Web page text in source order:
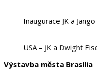
Inaugurace JK a
USA – JK a Dwight
Výstavba města Brasília